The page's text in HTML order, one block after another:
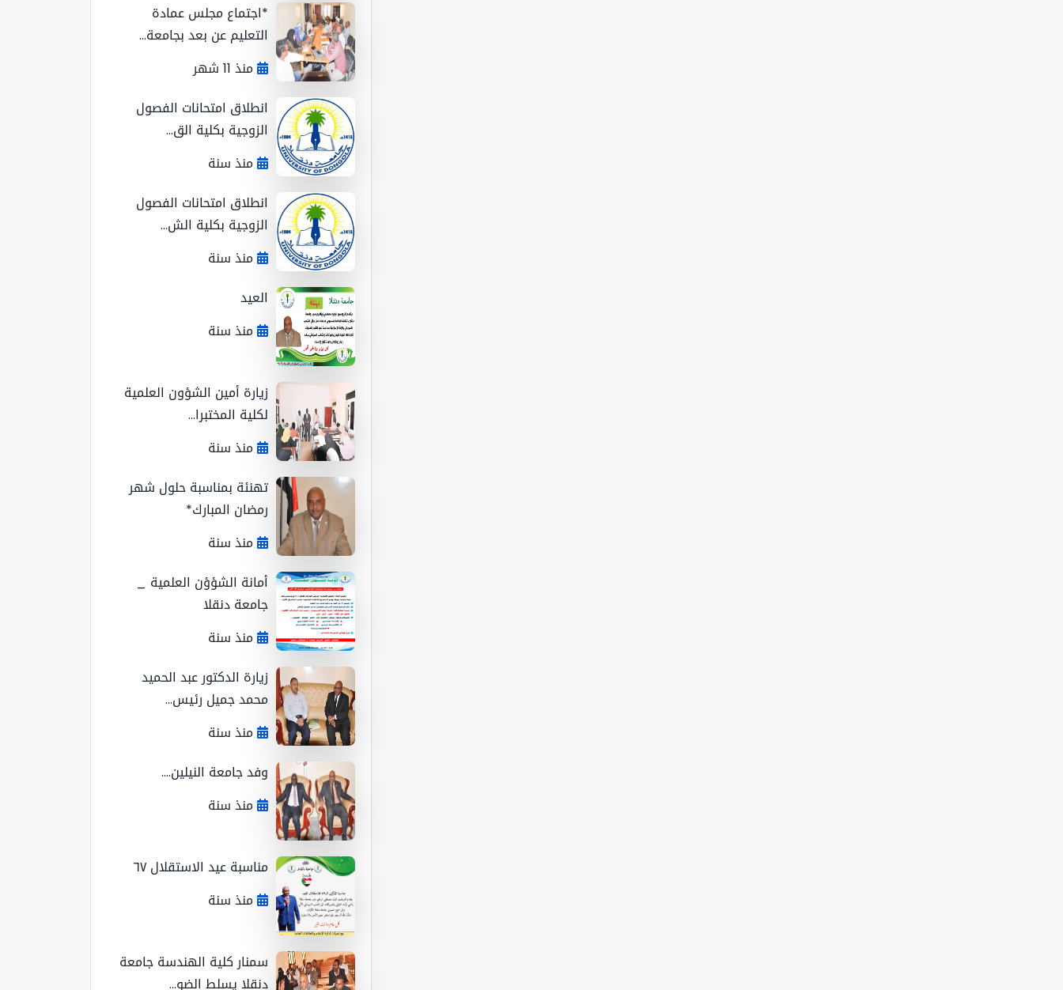
*اجتماع مجلس عمادة
التعليم عن بعد بجامعة...
منذ 11 شهر
انطلاق امتحانات الفصول
الزوجية بكلية الق...
منذ سنة
انطلاق امتحانات الفصول
الزوجية بكلية الش...
منذ سنة
العيد
منذ سنة
زيارة أمين الشؤون العلمية
لكلية المختبرا...
منذ سنة
تهنئة بمناسبة حلول شهر
رمضان المبارك*
منذ سنة
أمانة الشؤؤن العلمية _
جامعة دنقلا
منذ سنة
زيارة الدكتور عبد الحميد
محمد جميل رئيس...
منذ سنة
وفد جامعة النيلين....
منذ سنة
مناسبة عيد الاستقلال ٦٧
منذ سنة
سمنار كلية الهندسة جامعة
دنقلا يسلط الضو...